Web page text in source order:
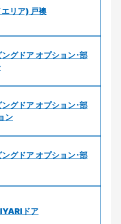
リア) 戸襖
グドア オプション･部
グドア オプション･部
ン
グドア オプション･部
ドア